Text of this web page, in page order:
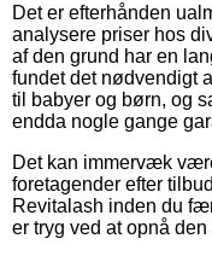
Det er efterhånden
analysere priser hos
af den grund har en
fundet det nødvendigt
til babyer og børn, og
endda nogle gange
Det kan immervæk
foretagender efter
Revitalash inden du
er tryg ved at opnå